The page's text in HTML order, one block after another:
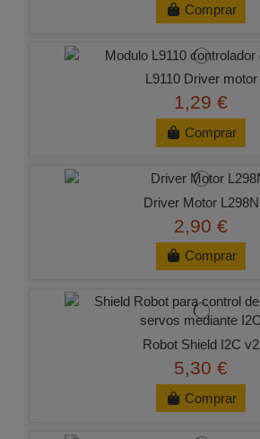
Comprar
L9110 Driver motor
1,29 €
Comprar
Driver Motor L298N
2,90 €
Comprar
Robot Shield I2C v2
5,30 €
Comprar